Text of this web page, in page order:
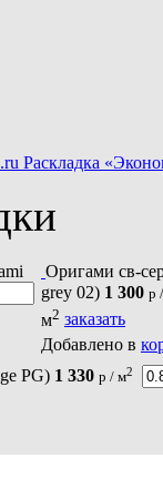
Раскладка
Оригами св-
grey 02) 1 300 р
м2 заказать
Добавлено в
PG) 1 330 р / м2